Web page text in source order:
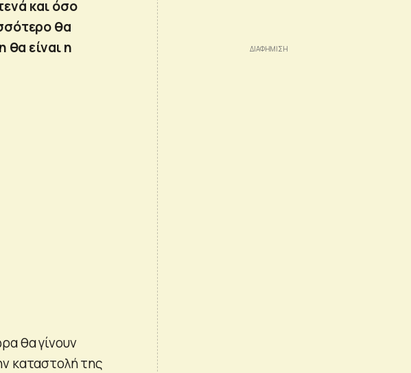
και όσο
θα
θα είναι η
θα γίνουν
καταστολή της